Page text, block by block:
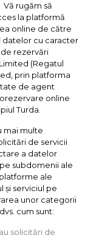
Vă rugăm să
la platformă
online de către
datelor cu caracter
rezervări
(Regatul
prin platforma
de agent
online
Turda.
mai multe
de servicii
a datelor
subdomenii ale
ale
și serviciul pe
unor categorii
cum sunt:
solicitări de